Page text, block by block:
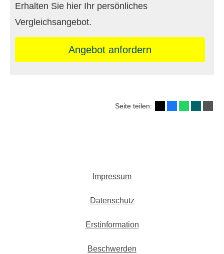
Erhalten Sie hier Ihr persönliches
Vergleichsangebot.
An­ge­bot an­for­dern
Seite teilen:
Impressum
Datenschutz
Erstinformation
Beschwerden